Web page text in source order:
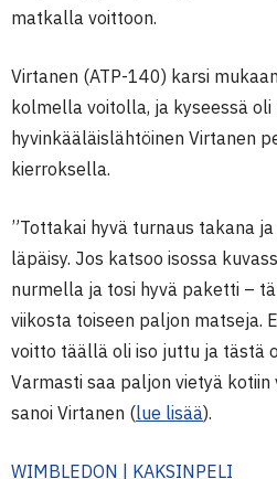
matkalla voittoon.
Virtanen (ATP-140) karsi
kolmella voitolla, ja kyseessä oli
hyvinkääläislähtöinen Virtanen
kierroksella.
”Tottakai hyvä turnaus takana
läpäisy. Jos katsoo isossa
nurmella ja tosi hyvä paketti –
viikosta toiseen paljon matseja.
voitto täällä oli iso juttu ja tästä
Varmasti saa paljon vietyä kotiin
sanoi Virtanen (lue lisää).
WIMBLEDON | KAKSINPELI